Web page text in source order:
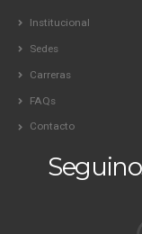
Institucional
Sedes
Carreras
FAQs
Contacto